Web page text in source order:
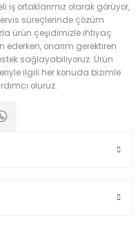
iş ortaklarımız olarak görüyor,
süreçlerinde çözüm
ürün çeşidimizle ihtiyaç
ederken, onarım gerektiren
sağlayabiliyoruz. Ürün
ilgili her konuda bizimle
oluruz.